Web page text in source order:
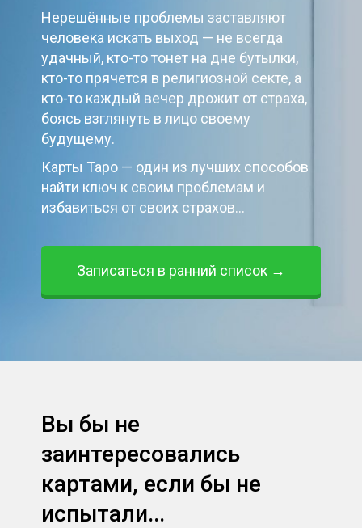
Нерешённые проблемы заставляют
человека искать выход — не всегда
удачный, кто-то тонет на дне бутылки,
кто-то прячется в религиозной секте, а
кто-то каждый вечер дрожит от страха,
боясь взглянуть в лицо своему
будущему.
Карты Таро — один из лучших способов
найти ключ к своим проблемам и
избавиться от своих страхов...
Записаться в ранний список →
Вы бы не
заинтересовались
картами, если бы не
испытали...